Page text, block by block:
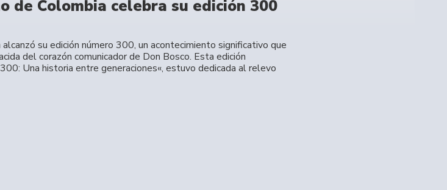
de Colombia celebra su edición 300
su edición número 300, un acontecimiento significativo que
del corazón comunicador de Don Bosco. Esta edición
Una historia entre generaciones«, estuvo dedicada al relevo